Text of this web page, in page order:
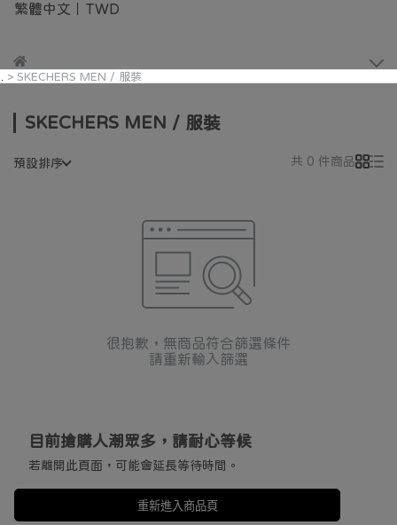
繁體中文｜TWD
SKECHERS MEN / 服裝
SKECHERS MEN / 服裝
預設排序 共 0 件商品
很抱歉，無商品符合篩選條件
請重新輸入篩選
目前搶購人潮眾多，請耐心等候
若離開此頁面，可能會延長等待時間。
重新進入商品頁